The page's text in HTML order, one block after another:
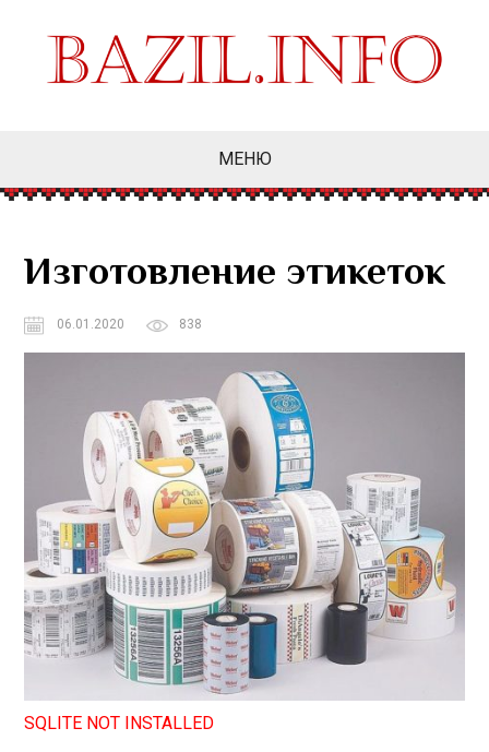
МЕНЮ
Изготовление этикеток
06.01.2020 838
SQLITE NOT INSTALLED